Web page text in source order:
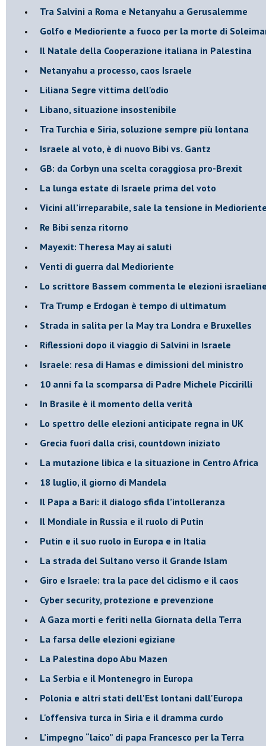
Tra Salvini a Roma e Netanyahu a Gerusalemme
Golfo e Medioriente a fuoco per la morte di
Il Natale della Cooperazione italiana in Palestina
Netanyahu a processo, caos Israele
Liliana Segre vittima dell'odio
Libano, situazione insostenibile
Tra Turchia e Siria, soluzione sempre più lontana
Israele al voto, è di nuovo Bibi vs. Gantz
GB: da Corbyn una scelta coraggiosa pro-Brexit
La lunga estate di Israele prima del voto
Vicini all’irreparabile, sale la tensione in
Re Bibi senza ritorno
Mayexit: Theresa May ai saluti
Venti di guerra dal Medioriente
Lo scrittore Bassem commenta le elezioni
Tra Trump e Erdogan è tempo di ultimatum
Strada in salita per la May tra Londra e Bruxelles
Riflessioni dopo il viaggio di Salvini in Israele
Israele: resa di Hamas e dimissioni del ministro
10 anni fa la scomparsa di Padre Michele Piccirilli
In Brasile è il momento della verità
Lo spettro delle elezioni anticipate regna in UK
Grecia fuori dalla crisi, countdown iniziato
La mutazione libica e la situazione in Centro Africa
18 luglio, il giorno di Mandela
Il Papa a Bari: il dialogo sfida l’intolleranza
Il Mondiale in Russia e il ruolo di Putin
Putin e il suo ruolo in Europa e in Italia
La strada del Sultano verso il Grande Islam
Giro e Israele: tra la pace del ciclismo e il caos
Cyber security, protezione e prevenzione
A Gaza morti e feriti nella Giornata della Terra
La farsa delle elezioni egiziane
La Palestina dopo Abu Mazen
La Serbia e il Montenegro in Europa
Polonia e altri stati dell'Est lontani dall'Europa
L'offensiva turca in Siria e il dramma curdo
L’impegno “laico” di papa Francesco per la Terra